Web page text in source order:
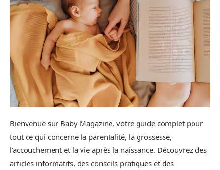
Bienvenue sur Baby Magazine, votre guide complet pour
tout ce qui concerne la parentalité, la grossesse,
l'accouchement et la vie après la naissance. Découvrez des
articles informatifs, des conseils pratiques et des